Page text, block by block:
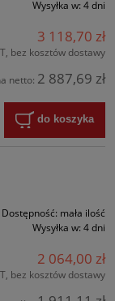
Wysyłka w: 4 dni
3 118,70 zł
bez kosztów dostawy
netto: 2 887,69 zł
do koszyka
Dostępność: mała ilość
Wysyłka w: 4 dni
2 064,00 zł
bez kosztów dostawy